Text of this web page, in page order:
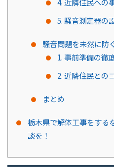
5. 騒音測定器の
騒音問題を未然に防
1. 事前準備の徹
2. 近隣住民との
まとめ
栃木県で解体工事をする
談を！